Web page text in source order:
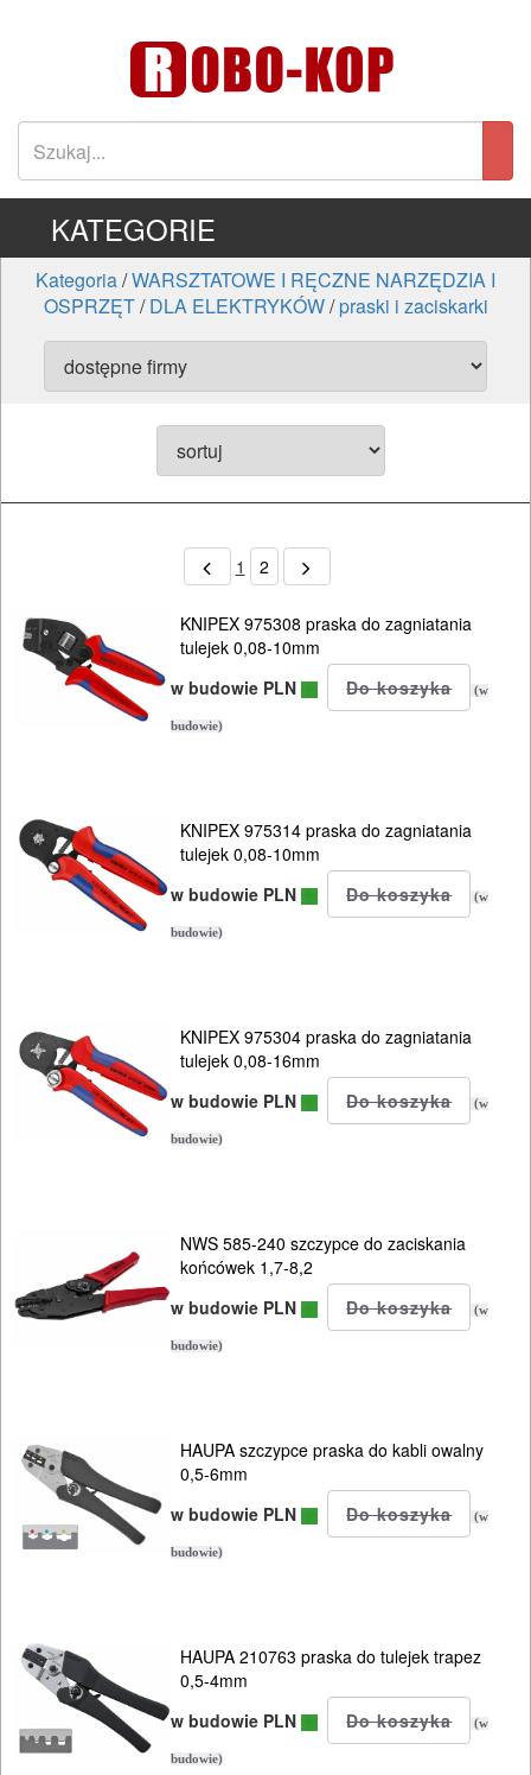
KATEGORIE
Kategoria/WARSZTATOWE I RĘCZNE NARZĘDZIA I
OSPRZĘT/DLA ELEKTRYKÓW/praski i zaciskarki
1 2
KNIPEX 975308 praska do zagniatania
tulejek 0,08-10mm
w budowie PLN
(w
budowie)
KNIPEX 975314 praska do zagniatania
tulejek 0,08-10mm
w budowie PLN
(w
budowie)
KNIPEX 975304 praska do zagniatania
tulejek 0,08-16mm
w budowie PLN
(w
budowie)
NWS 585-240 szczypce do zaciskania
końcówek 1,7-8,2
w budowie PLN
(w
budowie)
HAUPA szczypce praska do kabli owalny
0,5-6mm
w budowie PLN
(w
budowie)
HAUPA 210763 praska do tulejek trapez
0,5-4mm
w budowie PLN
(w
budowie)